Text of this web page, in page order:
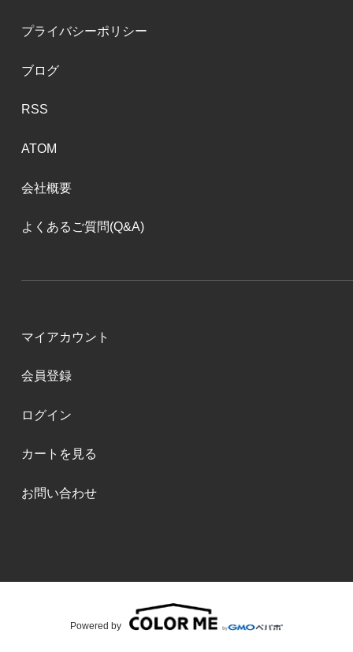
プライバシーポリシー
ブログ
RSS
ATOM
会社概要
よくあるご質問(Q&A)
マイアカウント
会員登録
ログイン
カートを見る
お問い合わせ
Powered by